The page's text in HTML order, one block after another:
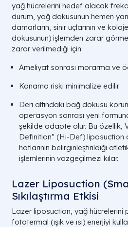
yağ hücrelerini hedef alacak
durum, yağ dokusunun hemen
damarların, sinir uçlarının ve
dokusunun) işlemden zarar
zarar verilmediği için:
Ameliyat sonrası morarma ve
Kanama riski minimalize edilir.
Deri altındaki bağ dokusu
operasyon sonrası yeni
şekilde adapte olur. Bu özellik,
Definition" (Hi-Def) liposuction
hatlarının belirginleştirildiği
işlemlerinin vazgeçilmezi kılar.
Lazer Liposuction
Sıkılaştırma Etkisi
Lazer liposuction, yağ hücrelerini
fototermal (ışık ve ısı) enerjiyi